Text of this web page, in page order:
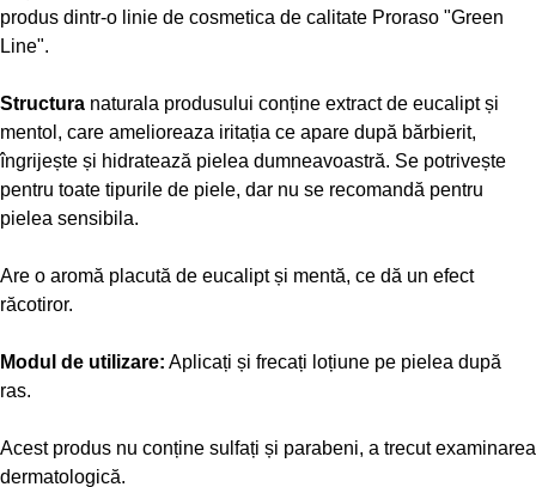
produs dintr-o linie de cosmetica de calitate Proraso "Green
Line".
Structura naturala produsului conține extract de eucalipt și
mentol, care amelioreaza iritația ce apare după bărbierit,
îngrijește și hidratează pielea dumneavoastră. Se potrivește
pentru toate tipurile de piele, dar nu se recomandă pentru
pielea sensibila.
Are o aromă placută de eucalipt și mentă, ce dă un efect
răcotiror.
Modul de utilizare: Aplicați și frecați loțiune pe pielea după
ras.
Acest produs nu conține sulfați și parabeni, a trecut examinarea
dermatologică.